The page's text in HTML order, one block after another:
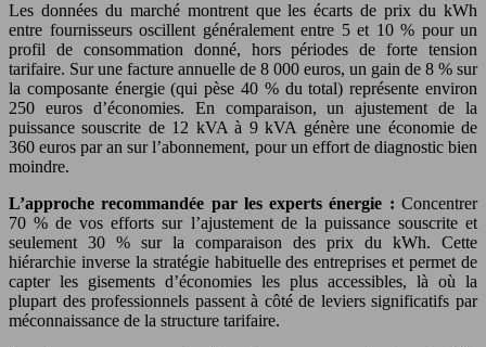
Les données du marché montrent que les écarts de prix du kWh
entre fournisseurs oscillent généralement entre 5 et 10 % pour un
profil de consommation donné, hors périodes de forte tension
tarifaire. Sur une facture annuelle de 8 000 euros, un gain de 8 % sur
la composante énergie (qui pèse 40 % du total) représente environ
250 euros d’économies. En comparaison, un ajustement de la
puissance souscrite de 12 kVA à 9 kVA génère une économie de
360 euros par an sur l’abonnement, pour un effort de diagnostic bien
moindre.
L’approche recommandée par les experts énergie : Concentrer
70 % de vos efforts sur l’ajustement de la puissance souscrite et
seulement 30 % sur la comparaison des prix du kWh. Cette
hiérarchie inverse la stratégie habituelle des entreprises et permet de
capter les gisements d’économies les plus accessibles, là où la
plupart des professionnels passent à côté de leviers significatifs par
méconnaissance de la structure tarifaire.